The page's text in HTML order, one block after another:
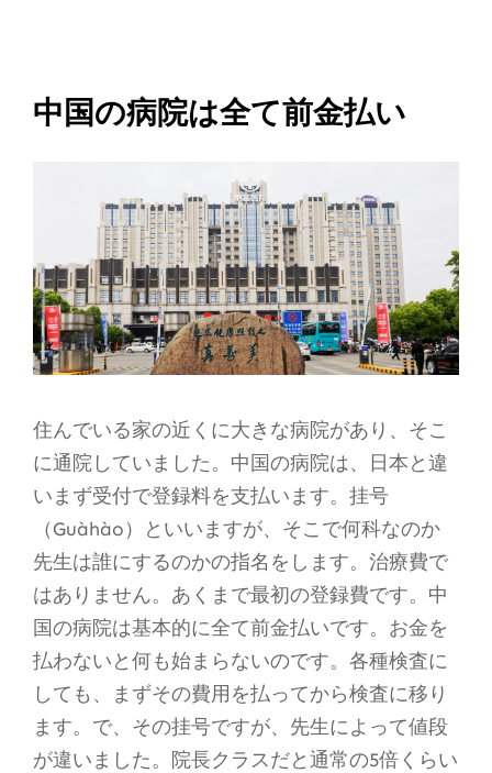
中国の病院は全て前金払い
住んでいる家の近くに大きな病院があり、そこ
に通院していました。中国の病院は、日本と違
いまず受付で登録料を支払います。挂号
（Guàhào）といいますが、そこで何科なのか
先生は誰にするのかの指名をします。治療費で
はありません。あくまで最初の登録費です。中
国の病院は基本的に全て前金払いです。お金を
払わないと何も始まらないのです。各種検査に
しても、まずその費用を払ってから検査に移り
ます。で、その挂号ですが、先生によって値段
が違いました。院長クラスだと通常の5倍くらい